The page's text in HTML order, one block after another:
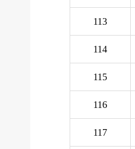
113
114
115
116
117